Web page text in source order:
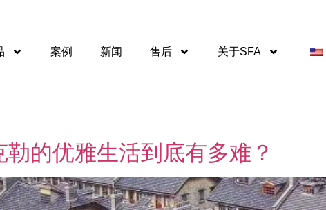
案例 新闻 售后 关于SFA
的优雅生活到底有多难？